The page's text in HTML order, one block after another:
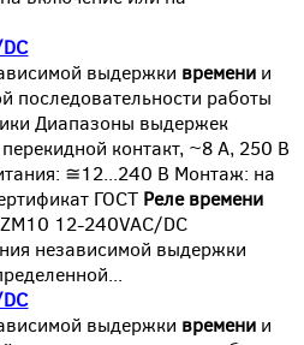
выдержки времени и
последовательности работы
Диапазоны выдержек
контакт, ~8 А, 250 В
≅12...240 В Монтаж: на
ГОСТ Реле времени
12-240VAC/DC
независимой выдержки
выдержки времени и